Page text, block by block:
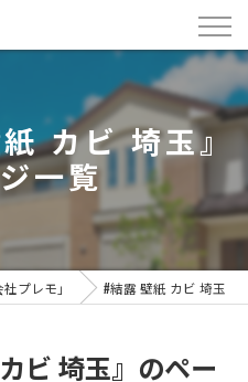
カビ 埼玉』
一覧
プレモ」 #結露 壁紙 カビ 埼玉
ビ 埼玉』のペー